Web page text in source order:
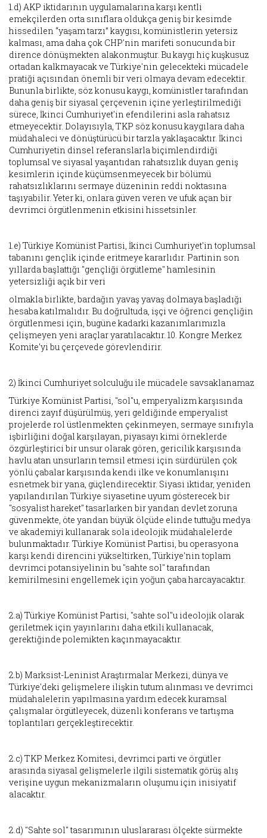
1.d) AKP iktidarının uygulamalarına karşı kentli
emekçilerden orta sınıflara oldukça geniş bir kesimde
hissedilen “yaşam tarzı” kaygısı, komünistlerin yetersiz
kalması, ama daha çok CHP'nin marifeti sonucunda bir
dirence dönüşmekten alakonmuştur. Bu kaygı hiç kuşkusuz
ortadan kalkmayacak ve Türkiye'nin gelecekteki mücadele
pratiği açısından önemli bir veri olmaya devam edecektir.
Bununla birlikte, söz konusu kaygı, komünistler tarafından
daha geniş bir siyasal çerçevenin içine yerleştirilmediği
sürece, İkinci Cumhuriyet'in efendilerini asla rahatsız
etmeyecektir. Dolayısıyla, TKP söz konusu kaygılara daha
müdahaleci ve dönüştürücü bir tarzla yaklaşacaktır. İkinci
Cumhuriyetin dinsel referanslarla biçimlendirdiği
toplumsal ve siyasal yaşantıdan rahatsızlık duyan geniş
kesimlerin içinde küçümsenmeyecek bir bölümü
rahatsızlıklarını sermaye düzeninin reddi noktasına
taşıyabilir. Yeter ki, onlara güven veren ve ufuk açan bir
devrimci örgütlenmenin etkisini hissetsinler.
1.e) Türkiye Komünist Partisi, İkinci Cumhuriyet'in toplumsal
tabanını gençlik içinde eritmeye kararlıdır. Partinin son
yıllarda başlattığı "gençliği örgütleme" hamlesinin
yetersizliği açık bir veri
olmakla birlikte, bardağın yavaş yavaş dolmaya başladığı
hesaba katılmalıdır. Bu doğrultuda, işçi ve öğrenci gençliğin
örgütlenmesi için, bugüne kadarki kazanımlarımızla
çelişmeyen yeni araçlar yaratılacaktır. 10. Kongre Merkez
Komite'yi bu çerçevede görevlendirir.
2) İkinci Cumhuriyet solculuğu ile mücadele savsaklanamaz
Türkiye Komünist Partisi, "sol"u, emperyalizm karşısında
direnci zayıf düşürülmüş, yeri geldiğinde emperyalist
projelerde rol üstlenmekten çekinmeyen, sermaye sınıfıyla
işbirliğini doğal karşılayan, piyasayı kimi örneklerde
özgürleştirici bir unsur olarak gören, gericilik karşısında
havlu atan unsurların temsil etmesi için sürdürülen çok
yönlü çabalar karşısında kendi ilke ve konumlanışını
esnetmek bir yana, güçlendirecektir. Siyasi iktidar, yeniden
yapılandırılan Türkiye siyasetine uyum gösterecek bir
"sosyalist hareket" tasarlarken bir yandan devlet zoruna
güvenmekte, öte yandan büyük ölçüde elinde tuttuğu medya
ve akademiyi kullanarak sola ideolojik müdahalelerde
bulunmaktadır. Türkiye Komünist Partisi, bu operasyona
karşı kendi direncini yükseltirken, Türkiye'nin toplam
devrimci potansiyelinin bu "sahte sol" tarafından
kemirilmesini engellemek için yoğun çaba harcayacaktır.
2.a) Türkiye Komünist Partisi, "sahte sol"u ideolojik olarak
geriletmek için yayınlarını daha etkili kullanacak,
gerektiğinde polemikten kaçınmayacaktır.
2.b) Marksist-Leninist Araştırmalar Merkezi, dünya ve
Türkiye'deki gelişmelere ilişkin tutum alınması ve devrimci
müdahalelerin yapılmasına yardım edecek kuramsal
çalışmalar örgütleyecek, düzenli konferans ve tartışma
toplantıları gerçekleştirecektir.
2.c) TKP Merkez Komitesi, devrimci parti ve örgütler
arasında siyasal gelişmelerle ilgili sistematik görüş alış
verişine uygun mekanizmaların oluşumu için inisiyatif
alacaktır.
2.d) "Sahte sol" tasarımının uluslararası ölçekte sürmekte